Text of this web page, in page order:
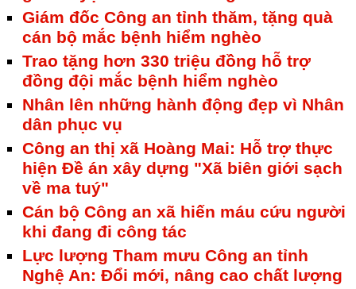
Giám đốc Công an tỉnh thăm, tặng quà
cán bộ mắc bệnh hiểm nghèo
Trao tặng hơn 330 triệu đồng hỗ trợ
đồng đội mắc bệnh hiểm nghèo
Nhân lên những hành động đẹp vì Nhân
dân phục vụ
Công an thị xã Hoàng Mai: Hỗ trợ thực
hiện Đề án xây dựng "Xã biên giới sạch
về ma tuý"
Cán bộ Công an xã hiến máu cứu người
khi đang đi công tác
Lực lượng Tham mưu Công an tỉnh
Nghệ An: Đổi mới, nâng cao chất lượng